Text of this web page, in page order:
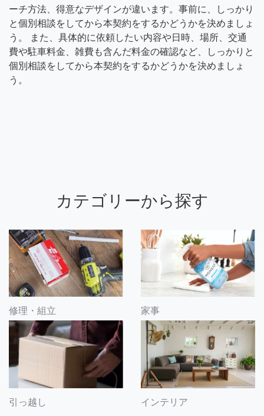
ーチ方法、得意なデザインが違います。事前に、しっかり
と個別相談をしてから本契約をするかどうかを決めましょ
う。 また、具体的に依頼したい内容や日時、場所、交通
費や駐車料金、雑費も含んだ料金の確認など、しっかりと
個別相談をしてから本契約をするかどうかを決めましょ
う。
カテゴリーから探す
修理・組立 家事
引っ越し インテリア